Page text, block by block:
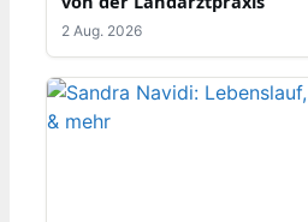
2 Aug. 2026